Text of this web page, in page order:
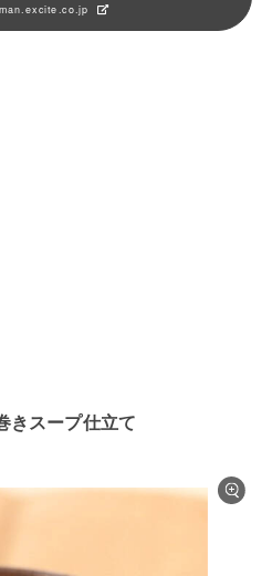
きスープ仕立て